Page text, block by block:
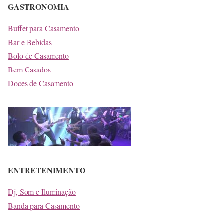
GASTRONOMIA
Buffet para Casamento
Bar e Bebidas
Bolo de Casamento
Bem Casados
Doces de Casamento
ENTRETENIMENTO
Dj, Som e Iluminação
Banda para Casamento